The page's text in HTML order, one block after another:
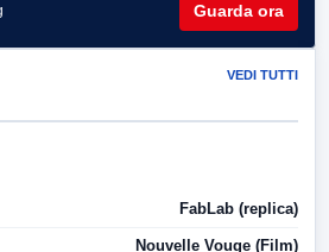
Guarda ora
VEDI TUTTI
FabLab (replica)
Nouvelle Vouge (Film)